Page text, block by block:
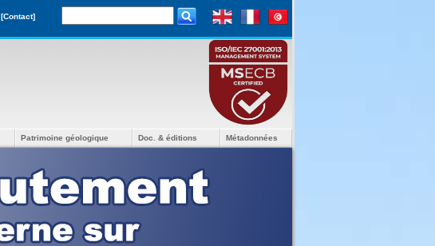
[Contact]
Patrimoine géologique Doc. & éditions Métadonnées